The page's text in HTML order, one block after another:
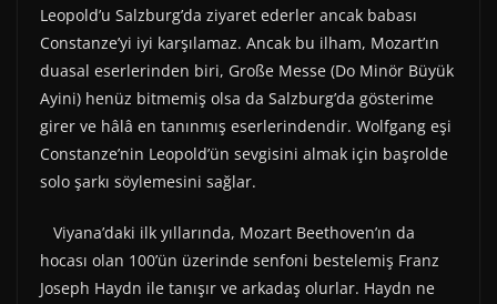
Leopold’u Salzburg’da ziyaret ederler ancak babası
Constanze’yi iyi karşılamaz. Ancak bu ilham, Mozart’ın
duasal eserlerinden biri, Große Messe (Do Minör Büyük
Ayini) henüz bitmemiş olsa da Salzburg’da gösterime
girer ve hâlâ en tanınmış eserlerindendir. Wolfgang eşi
Constanze’nin Leopold’ün sevgisini almak için başrolde
solo şarkı söylemesini sağlar.
Viyana’daki ilk yıllarında, Mozart Beethoven’ın da
hocası olan 100’ün üzerinde senfoni bestelemiş Franz
Joseph Haydn ile tanışır ve arkadaş olurlar. Haydn ne